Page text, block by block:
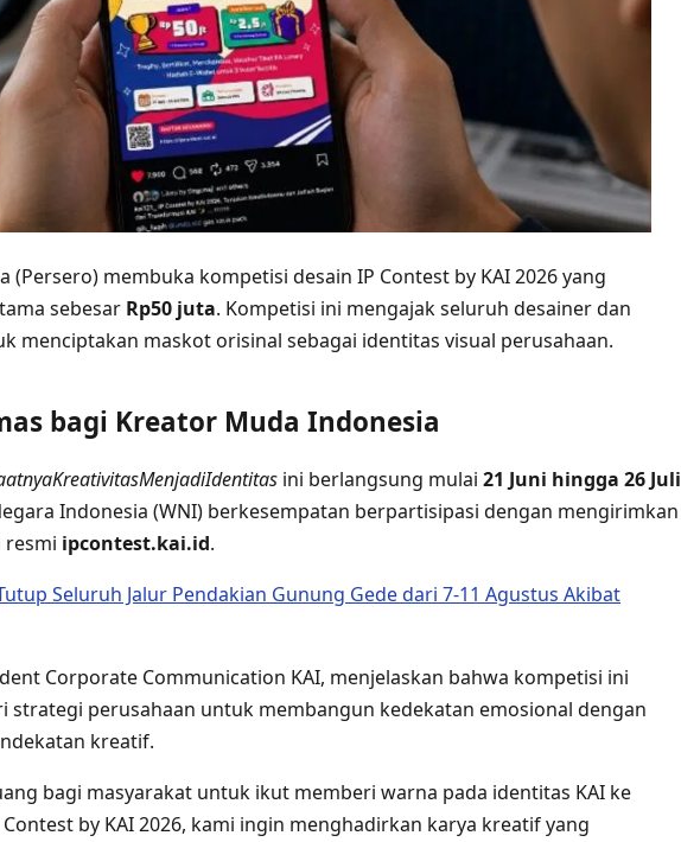
(Persero) membuka kompetisi desain IP Contest by KAI 2026 yang
sebesar Rp50 juta. Kompetisi ini mengajak seluruh desainer dan
menciptakan maskot orisinal sebagai identitas visual perusahaan.
bagi Kreator Muda Indonesia
ini berlangsung mulai 21 Juni hingga 26 Juli
Indonesia (WNI) berkesempatan berpartisipasi dengan mengirimkan
resmi ipcontest.kai.id.
Seluruh Jalur Pendakian Gunung Gede dari 7-11 Agustus Akibat
Corporate Communication KAI, menjelaskan bahwa kompetisi ini
strategi perusahaan untuk membangun kedekatan emosional dengan
kreatif.
bagi masyarakat untuk ikut memberi warna pada identitas KAI ke
by KAI 2026, kami ingin menghadirkan karya kreatif yang